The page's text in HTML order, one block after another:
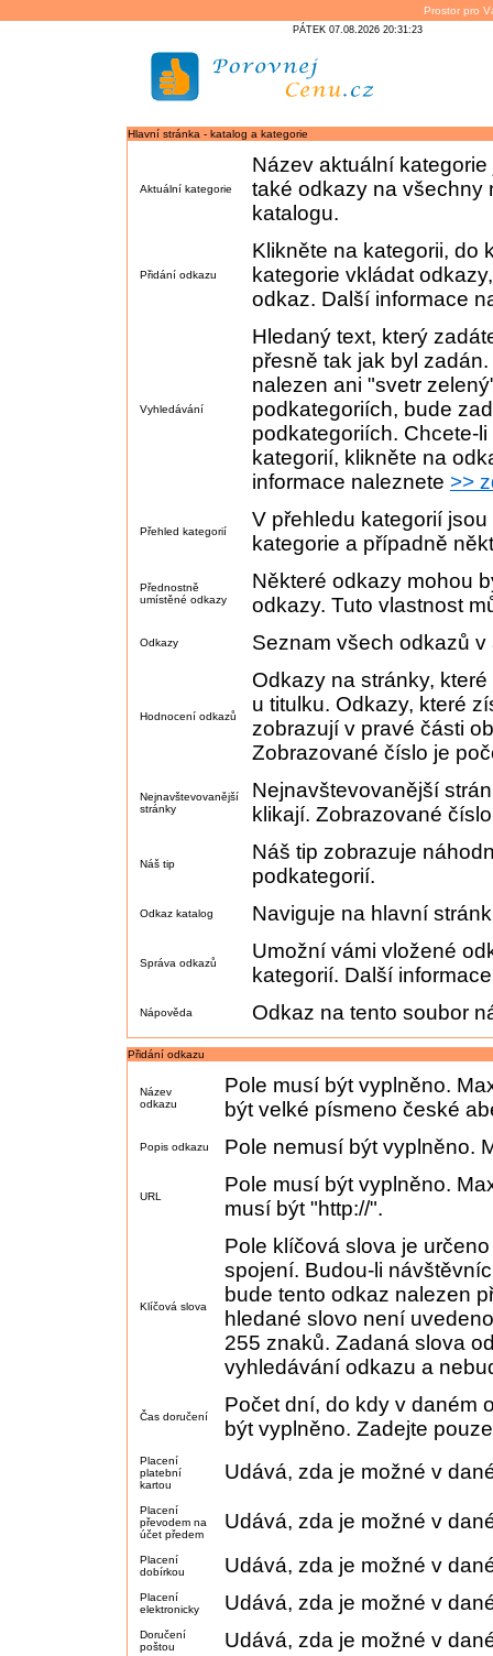
Prostor pro
PÁTEK 07.08.2026 20:31:23
Hlavní stránka - katalog a kategorie
Aktuální kategorie
Název aktuální
také odkazy na všechny
katalogu.
Přidání odkazu
Klikněte na kategorii, do
kategorie vkládat
odkaz. Další informace
Vyhledávání
Hledaný text, který
přesně tak jak byl
nalezen ani "svetr
podkategoriích, bude
podkategoriích. Chcete-
kategorií, klikněte na
informace naleznete >>
Přehled kategorií
V přehledu kategorií
kategorie a případně
Přednostně
umístěné odkazy
Některé odkazy mohou
odkazy. Tuto vlastnost
Odkazy Seznam všech odkazů
Hodnocení odkazů
Odkazy na stránky,
u titulku. Odkazy, které
zobrazují v pravé části
Zobrazované číslo je
Nejnavštevovanější
stránky
Nejnavštevovanější
klikají. Zobrazované
Náš tip
Náš tip zobrazuje
podkategorií.
Odkaz katalog Naviguje na hlavní
Správa odkazů
Umožní vámi vložené
kategorií. Další
Nápověda Odkaz na tento soubor
Přidání odkazu
Název
odkazu
Pole musí být vyplněno.
být velké písmeno české
Popis odkazu Pole nemusí být vyplněno.
URL
Pole musí být vyplněno.
musí být "http://".
Klíčová slova
Pole klíčová slova je
spojení. Budou-li
bude tento odkaz nalezen
hledané slovo není
255 znaků. Zadaná slova
vyhledávání odkazu a
Čas doručení
Počet dní, do kdy v daném
být vyplněno. Zadejte
Placení
platební
kartou
Udává, zda je možné v
Placení
převodem na
účet předem
Udává, zda je možné v
Placení
dobírkou
Udává, zda je možné v
Placení
elektronicky
Udává, zda je možné v
Doručení
poštou
Udává, zda je možné v